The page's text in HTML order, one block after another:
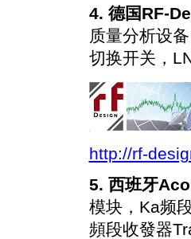
4. 德国RF-
质量分析设
切换开关，
http://rf-
5. 西班牙
模块，Ka频
頻段收發器